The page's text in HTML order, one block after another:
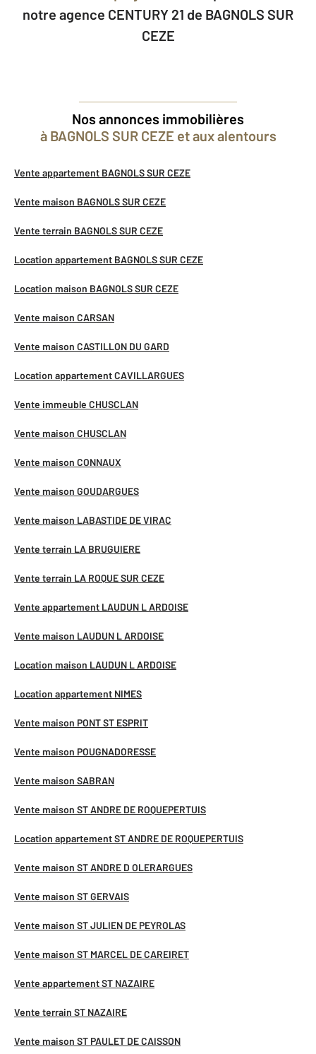
notre agence CENTURY 21 de BAGNOLS SUR
CEZE
Nos annonces immobilières
à BAGNOLS SUR CEZE et aux alentours
Vente appartement BAGNOLS SUR CEZE
Vente maison BAGNOLS SUR CEZE
Vente terrain BAGNOLS SUR CEZE
Location appartement BAGNOLS SUR CEZE
Location maison BAGNOLS SUR CEZE
Vente maison CARSAN
Vente maison CASTILLON DU GARD
Location appartement CAVILLARGUES
Vente immeuble CHUSCLAN
Vente maison CHUSCLAN
Vente maison CONNAUX
Vente maison GOUDARGUES
Vente maison LABASTIDE DE VIRAC
Vente terrain LA BRUGUIERE
Vente terrain LA ROQUE SUR CEZE
Vente appartement LAUDUN L ARDOISE
Vente maison LAUDUN L ARDOISE
Location maison LAUDUN L ARDOISE
Location appartement NIMES
Vente maison PONT ST ESPRIT
Vente maison POUGNADORESSE
Vente maison SABRAN
Vente maison ST ANDRE DE ROQUEPERTUIS
Location appartement ST ANDRE DE ROQUEPERTUIS
Vente maison ST ANDRE D OLERARGUES
Vente maison ST GERVAIS
Vente maison ST JULIEN DE PEYROLAS
Vente maison ST MARCEL DE CAREIRET
Vente appartement ST NAZAIRE
Vente terrain ST NAZAIRE
Vente maison ST PAULET DE CAISSON